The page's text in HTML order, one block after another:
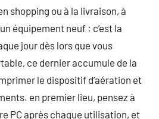
shopping ou à la livraison, à
équipement neuf : c’est la
jour dès lors que vous
ce dernier accumule de la
le dispositif d’aération et
en premier lieu, pensez à
PC après chaque utilisation, et